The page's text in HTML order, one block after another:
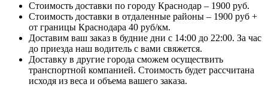
Стоимость доставки по городу Краснодар – 1900 руб.
Стоимость доставки в отдаленные районы – 1900 руб +
от границы Краснодара 40 руб/км.
Доставим ваш заказ в будние дни с 14:00 до 22:00. За час
до приезда наш водитель с вами свяжется.
Доставку в другие города сможем осуществить
транспортной компанией. Стоимость будет рассчитана
исходя из веса и объема вашего заказа.